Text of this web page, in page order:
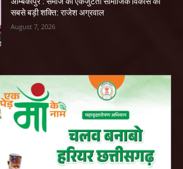
सबसे बड़ी शक्ति: राजेश अग्रवाल
August 7, 2026